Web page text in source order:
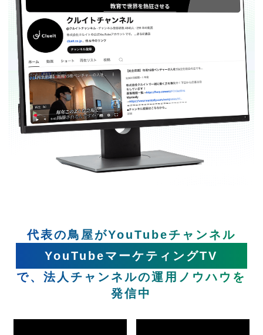
代表の鳥屋がYouTubeチャンネル
YouTubeマーケティングTV
で、法人チャンネルの運用ノウハウを
発信中